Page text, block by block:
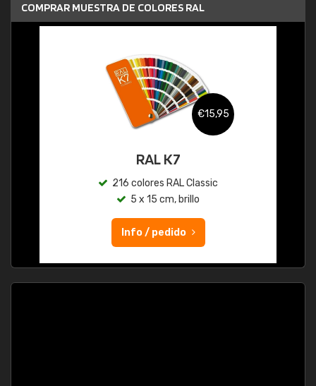
COMPRAR MUESTRA DE COLORES RAL
€15,95
RAL K7
216 colores RAL Classic
5 x 15 cm, brillo
Info / pedido